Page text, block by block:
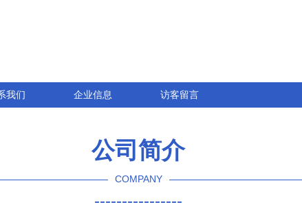
我们 企业信息 访客留言
公司简介
COMPANY
----------------